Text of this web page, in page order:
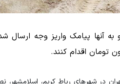
پیامک واریز وجه ارسال
تهران در شهرهای رباط کریم، اسلامشهر،